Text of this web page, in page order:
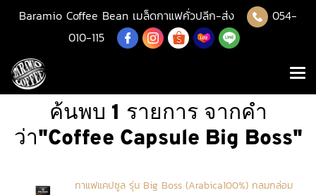
Baramio Coffee Bean เมล็ดกาแฟคั่วปลีก-ส่ง
054-
010-115
ค้นพบ 1 รายการ จากคำ
ว่า"Coffee Capsule Big Boss"
กาแฟแคปซูล รุ่น Big Boss (Arabica100%) กลมกล่อม